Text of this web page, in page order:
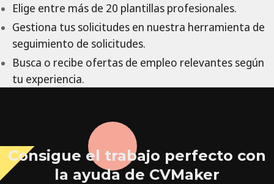
Elige entre más de 20 plantillas profesionales.
Gestiona tus solicitudes en nuestra herramienta de
seguimiento de solicitudes.
Busca o recibe ofertas de empleo relevantes según
tu experiencia.
Consigue el trabajo perfecto con
la ayuda de CVMaker